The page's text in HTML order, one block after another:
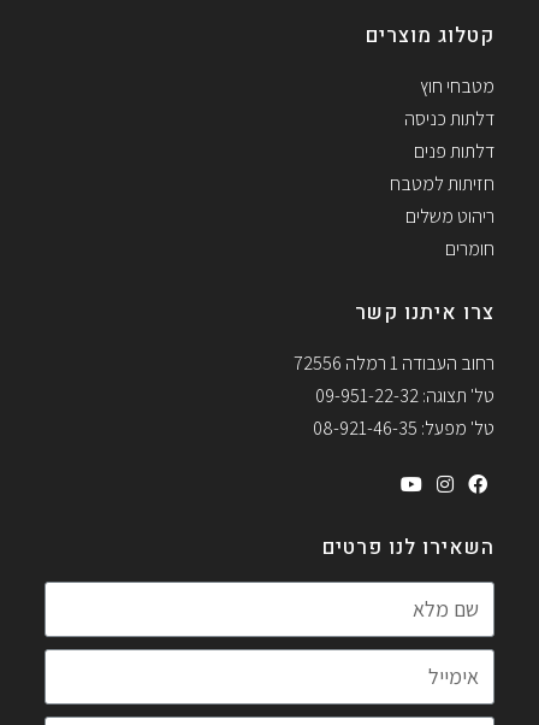
קטלוג מוצרים
מטבחי חוץ
דלתות כניסה
דלתות פנים
חזיתות למטבח
ריהוט משלים
חומרים
צרו איתנו קשר
רחוב העבודה 1 רמלה 72556
טל' תצוגה: 09-951-22-32
טל' מפעל: 08-921-46-35
השאירו לנו פרטים